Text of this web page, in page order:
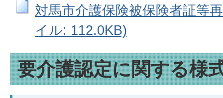
対馬市介護保険被保険者証等
イル: 112.0KB)
要介護認定に関する様